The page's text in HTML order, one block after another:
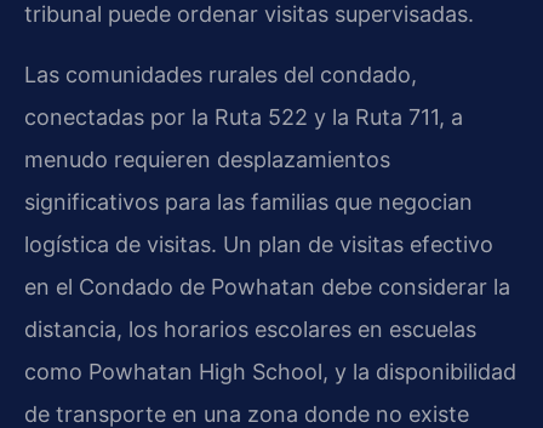
tribunal puede ordenar visitas supervisadas.
Las comunidades rurales del condado,
conectadas por la Ruta 522 y la Ruta 711, a
menudo requieren desplazamientos
significativos para las familias que negocian
logística de visitas. Un plan de visitas efectivo
en el Condado de Powhatan debe considerar la
distancia, los horarios escolares en escuelas
como Powhatan High School, y la disponibilidad
de transporte en una zona donde no existe